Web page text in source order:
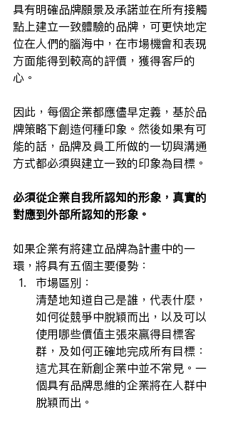
具有明確品牌願景及承諾並在所有接觸
點上建立一致體驗的品牌，可更快地定
位在人們的腦海中，在市場機會和表現
方面能得到較高的評價，獲得客戶的
心。
因此，每個企業都應儘早定義，基於品
牌策略下創造何種印象。然後如果有可
能的話，品牌及員工所做的一切與溝通
方式都必須與建立一致的印象為目標。
必須從企業自我所認知的形象，真實的
對應到外部所認知的形象。
如果企業有將建立品牌為計畫中的一
環，將具有五個主要優勢：
市場區別：
清楚地知道自己是誰，代表什麼，
如何從競爭中脫穎而出，以及可以
使用哪些價值主張來贏得目標客
群，及如何正確地完成所有目標：
這尤其在新創企業中並不常見。一
個具有品牌思維的企業將在人群中
脫穎而出。